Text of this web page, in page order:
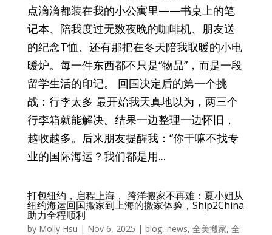
点滴滴都装在我的小公寓里——书桌上的笔
记本、陪我度过无数夜晚的咖啡机、朋友送
的纪念T恤、还有那把在冬天陪我取暖的小电
暖炉。每一件东西都不只是“物品”，而是一段
留学生活的印记。 回国决定后的第一个挑
战：行李太多 最开始我天真地以为，两三个
行李箱就能解决。结果一边整理一边怀旧，
越收越多。后来朋友提醒我：“你干嘛不找专
业的国际海运？我们都是用...
打包纽约，启程上海， 跨洋搬家不再难：夏小姐从
纽约海运回国搬家到上海的搬家体验，Ship2China
助力全程顺利
by Molly Hsu | Nov 6, 2025 | blog, news, 全美搬家, 全